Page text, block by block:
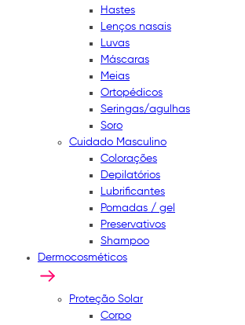
Hastes
Lenços nasais
Luvas
Máscaras
Meias
Ortopédicos
Seringas/agulhas
Soro
Cuidado Masculino
Colorações
Depilatórios
Lubrificantes
Pomadas / gel
Preservativos
Shampoo
Dermocosméticos
Proteção Solar
Corpo